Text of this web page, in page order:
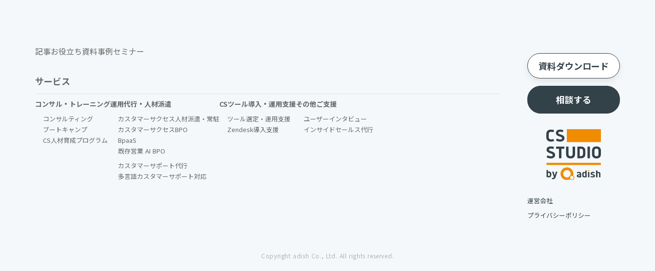
記事お役立ち資料事例セミナー
サービス
コンサル・トレーニング
コンサルティング
ブートキャンプ
CS人材育成プログラム
運用代行・人材派遣
カスタマーサクセス人材派遣・常駐
カスタマーサクセスBPO
BpaaS​
既存営業 AI BPO
カスタマーサポート代行
多言語カスタマーサポート対応
CSツール導入・運用支援
ツール選定・運用支援
Zendesk導入支援
その他ご支援​
ユーザーインタビュー
インサイドセールス代行
資料ダウンロード
相談する
運営会社
プライバシーポリシー
Copyright adish Co., Ltd. All rights reserved.